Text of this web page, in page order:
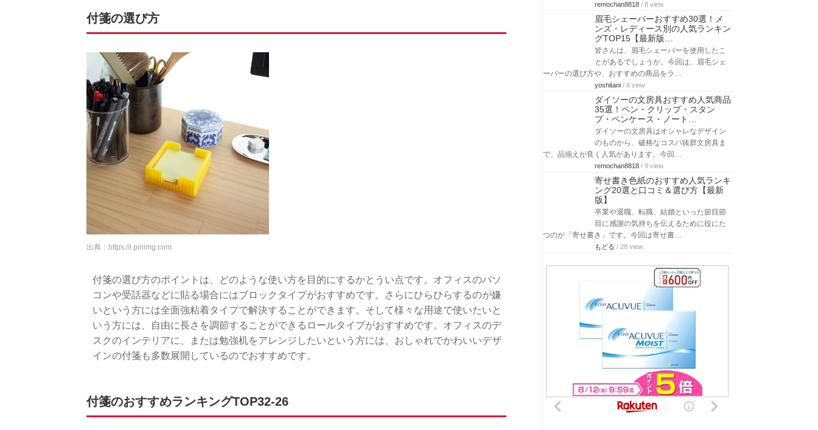
付箋の選び方
出典： https://i.pinimg.com
付箋の選び方のポイントは、どのような使い方を目的にするかとうい点です。オフィスのパソ
コンや受話器などに貼る場合にはブロックタイプがおすすめです。さらにひらひらするのが嫌
いという方には全面強粘着タイプで解決することができます。そして様々な用途で使いたいと
いう方には、自由に長さを調節することができるロールタイプがおすすめです。オフィスのデ
スクのインテリアに、または勉強机をアレンジしたいという方には、おしゃれでかわいいデザ
インの付箋も多数展開しているのでおすすめです。
付箋のおすすめランキングTOP32-26
remochan8818 / 8 view
眉毛シェーバーおすすめ30選！メ
ンズ・レディース別の人気ランキン
グTOP15【最新版…
皆さんは、眉毛シェーバーを使用したこ
とがあるでしょうか。今回は、眉毛シェ
ーバーの選び方や、おすすめの商品をラ…
yoshitani / 6 view
ダイソーの文房具おすすめ人気商品
35選！ペン・クリップ・スタン
プ・ペンケース・ノート…
ダイソーの文房具はオシャレなデザイン
のものから、破格なコスパ抜群文房具ま
で、品揃えが良く人気があります。今回…
remochan8818 / 9 view
寄せ書き色紙のおすすめ人気ランキ
ング20選と口コミ＆選び方【最新
版】
卒業や退職、転職、結婚といった節目節
目に感謝の気持ちを伝えるために役にた
つのが「寄せ書き」です。今回は寄せ書…
もどる / 28 view